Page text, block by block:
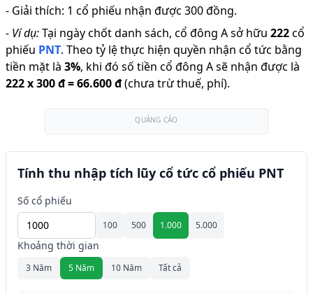
- Giải thích: 1 cổ phiếu nhận được 300 đồng.
- Ví dụ:Tại ngày chốt danh sách, cổ đông A sở hữu 222cổ
phiếu PNT. Theo tỷ lệ thực hiện quyền nhận cổ tức bằng
tiền mặt là 3%, khi đó số tiền cổ đông A sẽ nhận được là
222x300 đ=66.600 đ(chưa trừ thuế, phí).
QUẢNG CÁO
Tính thu nhập tích lũy cổ tức cổ phiếu PNT
Số cổ phiếu
100 500 1.000 5.000
Khoảng thời gian
3 Năm 5 Năm 10 Năm Tất cả